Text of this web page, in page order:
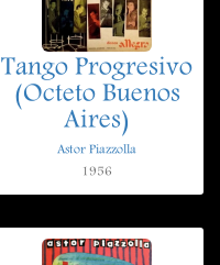
Tango Progresivo
(Octeto Buenos
Aires)
Astor Piazzolla
1956